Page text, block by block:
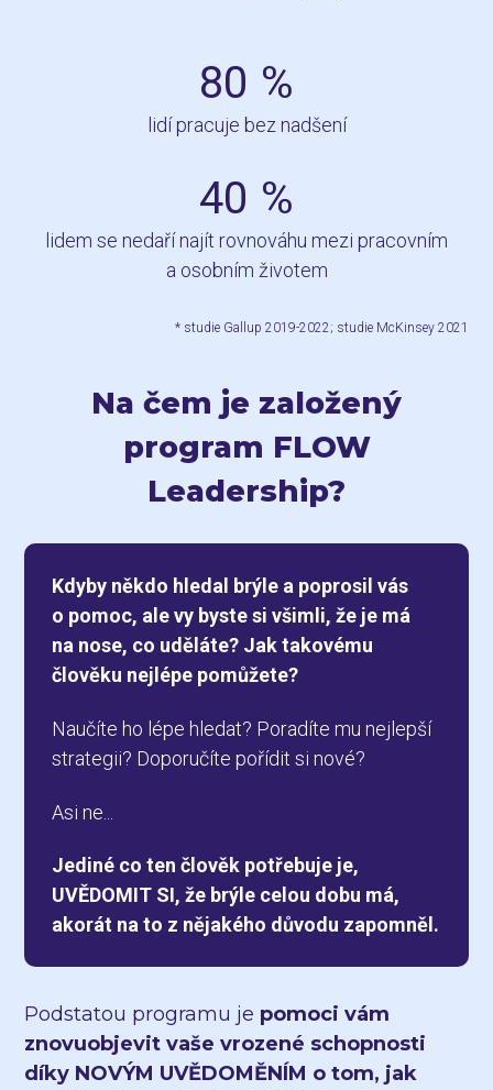
80 %
lidí pracuje bez nadšení
40 %
lidem se nedaří najít rovnováhu mezi pracovním
a osobním životem
* studie Gallup 2019-2022; studie McKinsey 2021
Na čem je založený
program FLOW
Leadership?
Kdyby někdo hledal brýle a poprosil vás
o pomoc, ale vy byste si všimli, že je má
na nose, co uděláte? Jak takovému
člověku nejlépe pomůžete?
Naučíte ho lépe hledat? Poradíte mu nejlepší
strategii? Doporučíte pořídit si nové?
Asi ne...
Jediné co ten člověk potřebuje je,
UVĚDOMIT SI, že brýle celou dobu má,
akorát na to z nějakého důvodu zapomněl.
Podstatou programu je pomoci vám
znovuobjevit vaše vrozené schopnosti
díky NOVÝM UVĚDOMĚNÍM o tom, jak